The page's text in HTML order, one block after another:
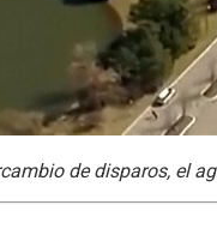
de disparos, el